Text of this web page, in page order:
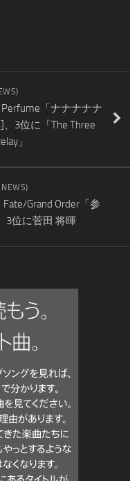
「ナナナナナ
3位に「The Three
」
Grand Order「参
3位に菅田 将暉